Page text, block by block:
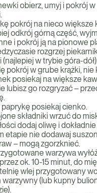
obierz, umyj i pokrój
pokrój na nieco większe
odkrój górną część,
i pokrój ją na pionowe
rozgrzej
(najlepiej w trybie góra-
pokrój w grube krążki, nie
posiekaj na większe
lubisz go rozgryzać –
paprykę posiekaj cienko.
składniki wrzuć do
dodaj oliwę i
etapie nie dodawaj
– mogą zgorzknieć.
warzywa
ok. 10-15 minut, do
wlej przygotowany
warzywny (lub kupny